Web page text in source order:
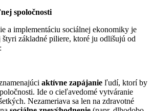
spoločnosti
a implementáciu sociálnej ekonomiky je
základné piliere, ktoré ju odlišujú od
aktívne zapájanie ľudí, ktorí by
Ide o cieľavedomé vytváranie
Nezameriava sa len na zdravotné